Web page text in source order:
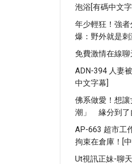
泡浴[有碼中文
年少輕狂！強
爆：野外就是刺
免費激情在線聊
ADN-394 人妻
中文字幕]
佛系做愛！想
潮」 緣分到了
AP-663 超市工
拘束在倉庫！[
Ut視訊正妹-聊